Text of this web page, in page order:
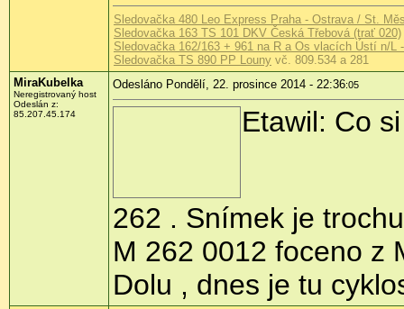
Sledovačka 480 Leo Express Praha - Ostrava / St.
Sledovačka 163 TS 101 DKV Česká Třebová (trať 020)
Sledovačka 162/163 + 961 na R a Os vlacích Ústí n/L
Sledovačka TS 890 PP Louny vč. 809.534 a 281
MiraKubelka
Neregistrovaný host
Odeslán z:
85.207.45.174
Odesláno Pondělí, 22. prosince 2014 - 22:36:05
Etawil: Co
262 . Snímek je
M 262 0012 foceno z
Dolu , dnes je tu